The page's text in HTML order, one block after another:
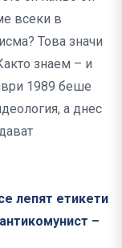
всеки в
Това значи
знаем – и
1989 беше
а днес
лепят етикети
–